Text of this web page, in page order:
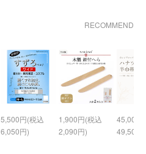
RECOMMEND
5,500円(税込
6,050円)
1,900円(税込
2,090円)
45,000
49,500